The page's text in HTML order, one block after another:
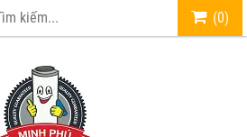
(0)